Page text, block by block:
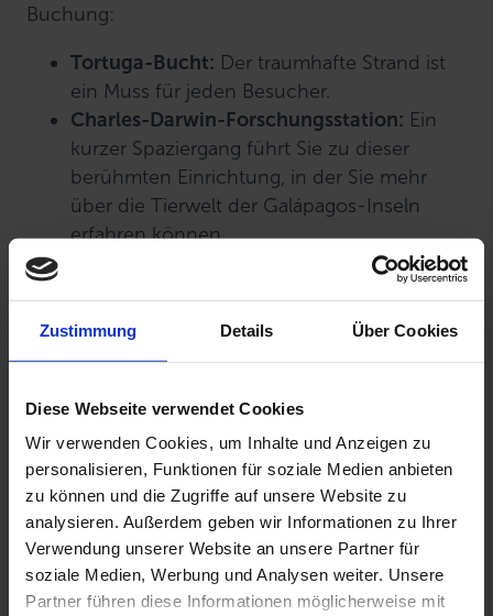
Zustimmung Details Über Cookies
Diese Webseite verwendet Cookies
Wir verwenden Cookies, um Inhalte und Anzeigen zu
personalisieren, Funktionen für soziale Medien anbieten
zu können und die Zugriffe auf unsere Website zu
analysieren. Außerdem geben wir Informationen zu Ihrer
Verwendung unserer Website an unsere Partner für
soziale Medien, Werbung und Analysen weiter. Unsere
Partner führen diese Informationen möglicherweise mit
Buchung:
Tortuga-Bucht: Der traumhafte Strand ist
ein Muss für jeden Besucher.
Charles-Darwin-Forschungsstation: Ein
kurzer Spaziergang führt Sie zu dieser
berühmten Einrichtung, in der Sie mehr
über die Tierwelt der Galápagos-Inseln
erfahren können.
Tauch- und Schnorchelausflüge:Puerto
Ayora ist bekannt für seine Tauchzentren,
und das Hotel hilft Ihnen, die besten
umliegenden Inseln ermöglichen
unvergessliche Begegnungen mit der
einzigartigen Flora und Fauna.
Wanderungen und Naturerkundungen:
Die Insel bietet zahlreiche Pfade durch
Mangrovenwälder und vulkanische
Landschaften.